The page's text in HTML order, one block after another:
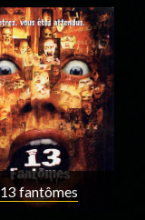
13 fantômes